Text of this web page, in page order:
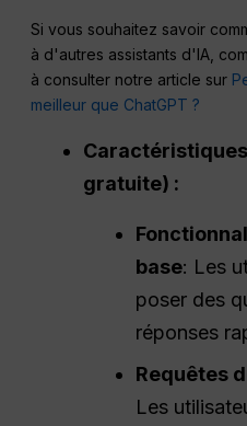
Si vous souhaitez savoir
à d'autres assistants d'IA,
à consulter notre article sur
meilleur que ChatGPT ?
Caractéristiques
gratuite) :
base: Les
poser des
réponses
Requêtes
Les